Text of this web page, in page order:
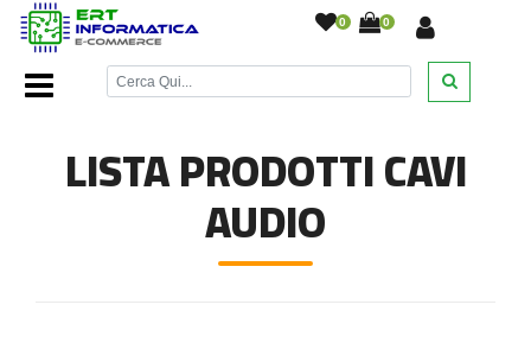
0 0
Home Page/Cavetteria/Cavi audio/
LISTA PRODOTTI CAVI
AUDIO